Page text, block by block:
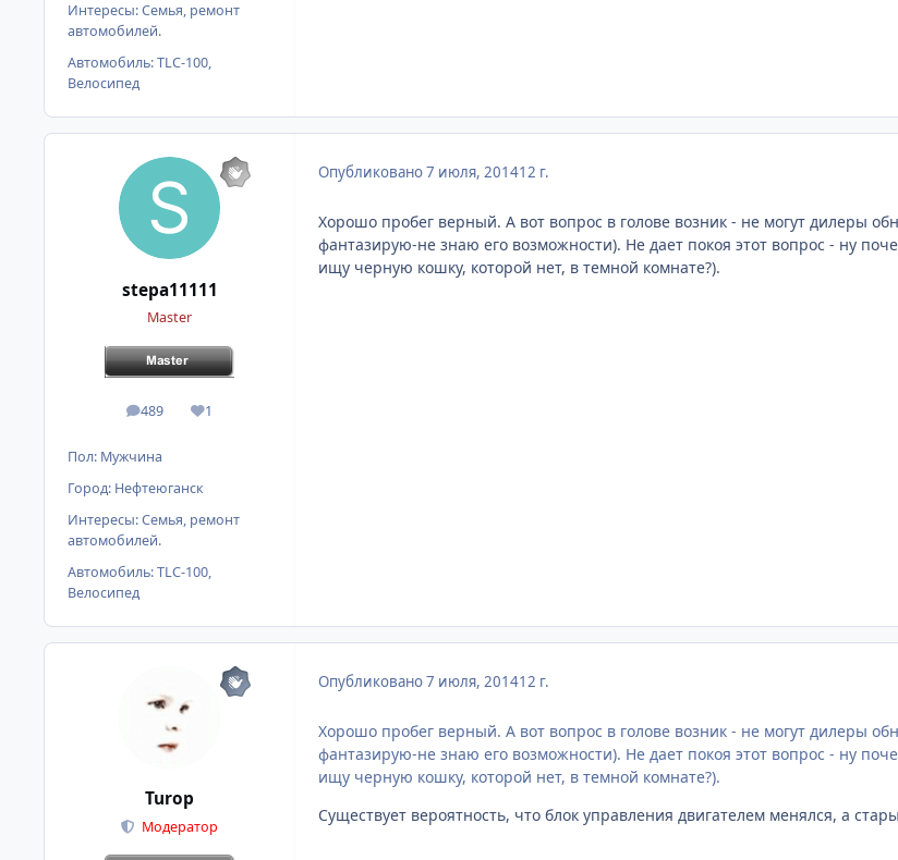
Интересы:Семья, ремонт
автомобилей.
Автомобиль:TLC-100,
Велосипед
stepa11111
Master
489
сообщения
1
Репутация
Пол: Мужчина
Город: Нефтеюганск
Интересы:Семья, ремонт
автомобилей.
Автомобиль:TLC-100,
Велосипед
Опубликовано7 июля, 201412 г.
Хорошо пробег верный. А вот вопрос в голове возник - не могут дилеры
фантазирую-не знаю его возможности). Не дает покоя этот вопрос - ну
ищу черную кошку, которой нет, в темной комнате?).
Turop
Модератор
Опубликовано7 июля, 201412 г.
Хорошо пробег верный. А вот вопрос в голове возник - не могут дилеры
фантазирую-не знаю его возможности). Не дает покоя этот вопрос - ну
ищу черную кошку, которой нет, в темной комнате?).
Существует вероятность, что блок управления двигателем менялся, а